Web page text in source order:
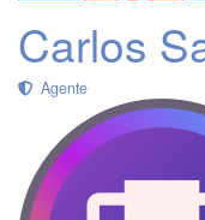
Carlos
Agente